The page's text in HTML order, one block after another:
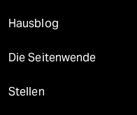
Hausblog
Die Seitenwende
Stellen